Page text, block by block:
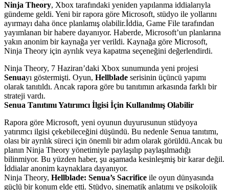
Ninja Theory, Xbox tarafındaki yeniden yapılanma iddialarıyla
gündeme geldi. Yeni bir rapora göre Microsoft, stüdyo ile yollarını
ayırmayı daha önce planlamış olabilir.İddia, Game File tarafından
yayımlanan bir habere dayanıyor. Haberde, Microsoft’un planlarına
yakın anonim bir kaynağa yer verildi. Kaynağa göre Microsoft,
Ninja Theory için ayrılık veya kapatma seçeneğini değerlendirdi.
Ninja Theory, 7 Haziran’daki Xbox sunumunda yeni projesi
Senuayı göstermişti. Oyun, Hellblade serisinin üçüncü yapımı
olarak tanıtıldı. Ancak rapora göre bu tanıtımın arkasında farklı bir
strateji vardı.
Senua Tanıtımı Yatırımcı İlgisi İçin Kullanılmış Olabilir
Rapora göre Microsoft, yeni oyunun duyurusunun stüdyoya
yatırımcı ilgisi çekebileceğini düşündü. Bu nedenle Senua tanıtımı,
olası bir ayrılık süreci için önemli bir adım olarak görüldü.Ancak bu
planın Ninja Theory yönetimiyle paylaşılıp paylaşılmadığı
bilinmiyor. Bu yüzden haber, şu aşamada kesinleşmiş bir karar değil.
İddialar anonim kaynaklara dayanıyor.
Ninja Theory, Hellblade: Senua’s Sacrifice ile oyun dünyasında
güçlü bir konum elde etti. Stüdyo, sinematik anlatımı ve psikolojik